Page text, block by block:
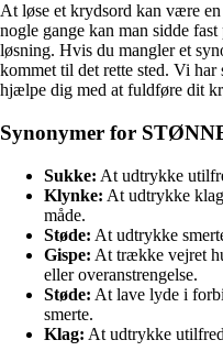
At løse et krydsord kan være
nogle gange kan man sidde
løsning. Hvis du mangler et
kommet til det rette sted. Vi har
hjælpe dig med at fuldføre dit
Synonymer for
Sukke: At udtrykke
Klynke: At udtrykke
måde.
Støde: At udtrykke
Gispe: At trække vejret
eller overanstrengelse.
Støde: At lave lyde i
smerte.
Klag: At udtrykke